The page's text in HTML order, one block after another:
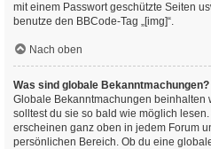
mit einem Passwort geschützte Seiten
benutze den BBCode-Tag „[img]“.
Nach oben
Was sind globale Bekanntmachungen?
Globale Bekanntmachungen beinhalten
solltest du sie so bald wie möglich
erscheinen ganz oben in jedem Forum
persönlichen Bereich. Ob du eine